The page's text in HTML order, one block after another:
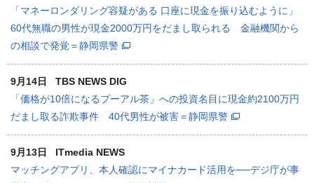
「マネーロンダリング容疑がある 口座に現金を振り込むように」
60代無職の男性が現金2000万円をだまし取られる 金融機関から
の相談で発覚＝静岡県警
9月14日
TBS NEWS DIG
「価格が10倍になるプーアル茶」への投資名目に現金約2100万円
だまし取る詐欺事件 40代男性が被害＝静岡県警
9月13日
ITmedia NEWS
マッチングアプリ、本人確認にマイナカード活用を──デジ庁が事